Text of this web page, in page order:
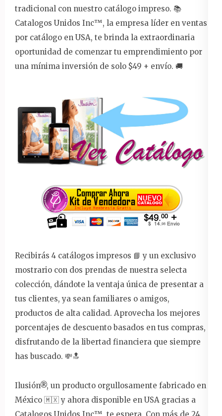
tradicional con nuestro catálogo impreso. 📚
Catalogos Unidos Inc™️, la empresa líder en ventas
por catálogo en USA, te brinda la extraordinaria
oportunidad de comenzar tu emprendimiento por
una mínima inversión de solo $49 + envío. 🚚
Recibirás 4 catálogos impresos 📘 y un exclusivo
mostrario con dos prendas de nuestra selecta
colección, dándote la ventaja única de presentar a
tus clientes, ya sean familiares o amigos,
productos de alta calidad. Aprovecha los mejores
porcentajes de descuento basados en tus compras,
disfrutando de la libertad financiera que siempre
has buscado. 💸🔝
Ilusión®, un producto orgullosamente fabricado en
México 🇲🇽 y ahora disponible en USA gracias a